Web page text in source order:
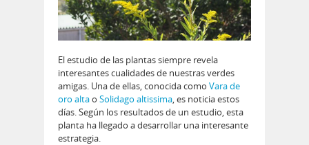
El estudio de las plantas siempre revela
interesantes cualidades de nuestras verdes
amigas. Una de ellas, conocida como Vara de
oro altao Solidago altissima, es noticia estos
días. Según los resultados de un estudio, esta
planta ha llegado a desarrollar una interesante
estrategia.